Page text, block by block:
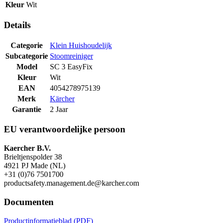
Kleur Wit
Details
Categorie
Klein Huishoudelijk
Subcategorie Stoomreiniger
Model
SC 3 EasyFix
Kleur
Wit
EAN
4054278975139
Merk
Kärcher
Garantie
2 Jaar
EU verantwoordelijke persoon
Kaercher B.V.
Brieltjenspolder 38
4921 PJ Made (NL)
+31 (0)76 7501700
productsafety.management.de@karcher.com
Documenten
Productinformatieblad (PDF)